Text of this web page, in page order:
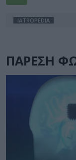
IATROPEDIA
ΠΑΡΕΣΗ